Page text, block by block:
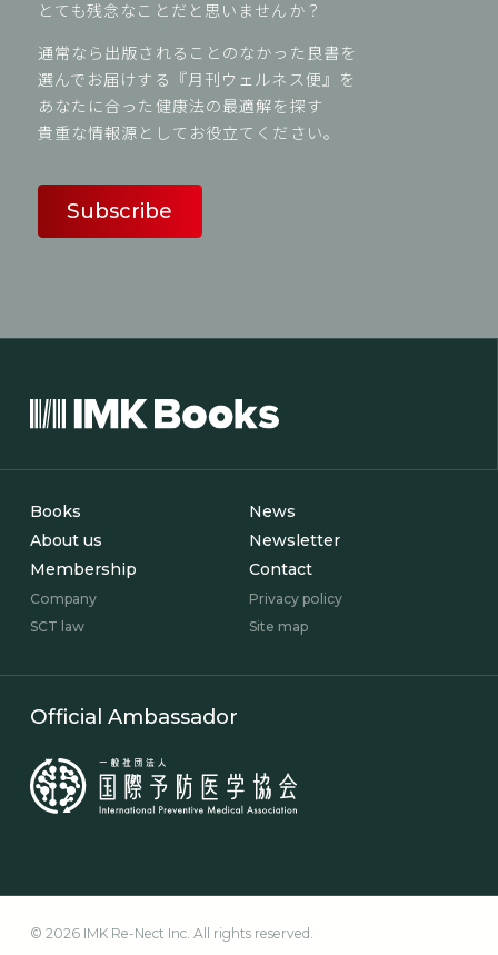
とても残念なことだと思いませんか？
通常なら出版されることのなかった良書を
選んでお届けする『月刊ウェルネス便』を
あなたに合った健康法の最適解を探す
貴重な情報源としてお役立てください。
Subscribe
Books
News
About us
Newsletter
Membership
Contact
Company
Privacy policy
SCT law
Site map
Official Ambassador
© 2026 IMK Re-Nect Inc. All rights reserved.